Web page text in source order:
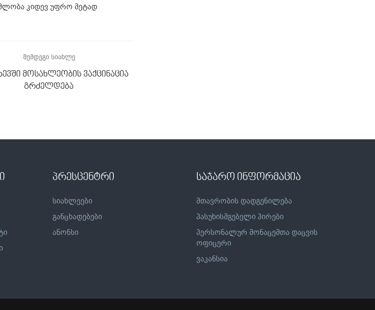
კიდევ უფრო მეტად
ᲨᲔᲛᲓᲔᲒᲘ ᲡᲘᲐᲮᲚᲔ
მოსახლეობის ვაქცინაცია
გრძელდება
პრესცენტრი
სიახლეები
განცხადებები
ანონსი
საჯარო ინფორმაცია
მთავრობის დადგენილება
პასუხისმგებელი პირები
პერსონალურ მონაცემთა დაცვის
ოფიცერი
ვაკანსია